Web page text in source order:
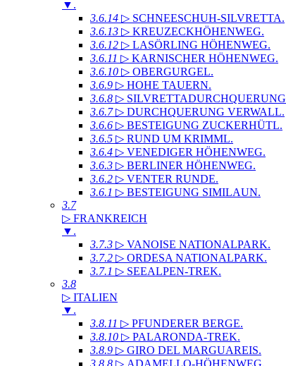
▼ .
3.6.14 ▷ SCHNEESCHUH-SILVRETTA.
3.6.13 ▷ KREUZECKHÖHENWEG.
3.6.12 ▷ LASÖRLING HÖHENWEG.
3.6.11 ▷ KARNISCHER HÖHENWEG.
3.6.10 ▷ OBERGURGEL.
3.6.9 ▷ HOHE TAUERN.
3.6.8 ▷ SILVRETTADURCHQUERUNG
3.6.7▷ DURCHQUERUNG VERWALL.
3.6.6 ▷ BESTEIGUNG ZUCKERHÜTL.
3.6.5 ▷ RUND UM KRIMML.
3.6.4 ▷ VENEDIGER HÖHENWEG.
3.6.3 ▷ BERLINER HÖHENWEG.
3.6.2 ▷ VENTER RUNDE.
3.6.1 ▷ BESTEIGUNG SIMILAUN.
3.7
▷ FRANKREICH
▼ .
3.7.3 ▷ VANOISE NATIONALPARK.
3.7.2 ▷ ORDESA NATIONALPARK.
3.7.1 ▷ SEEALPEN-TREK.
3.8
▷ ITALIEN
▼ .
3.8.11 ▷ PFUNDERER BERGE.
3.8.10 ▷ PALARONDA-TREK.
3.8.9 ▷ GIRO DEL MARGUAREIS.
3.8.8 ▷ ADAMELLO-HÖHENWEG.